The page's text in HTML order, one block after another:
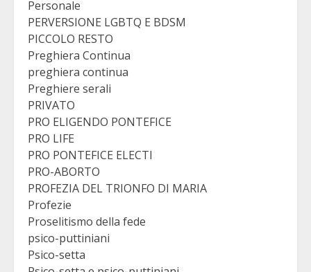
Personale
PERVERSIONE LGBTQ E BDSM
PICCOLO RESTO
Preghiera Continua
preghiera continua
Preghiere serali
PRIVATO
PRO ELIGENDO PONTEFICE
PRO LIFE
PRO PONTEFICE ELECTI
PRO-ABORTO
PROFEZIA DEL TRIONFO DI MARIA
Profezie
Proselitismo della fede
psico-puttiniani
Psico-setta